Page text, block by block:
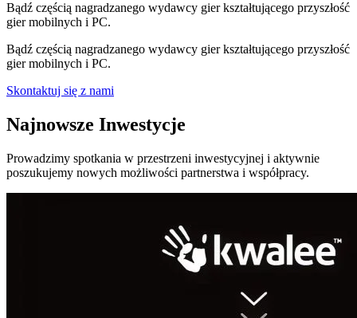
Bądź częścią nagradzanego wydawcy gier kształtującego przyszłość
gier mobilnych i PC.
Bądź częścią nagradzanego wydawcy gier kształtującego przyszłość
gier mobilnych i PC.
Skontaktuj się z nami
Najnowsze Inwestycje
Prowadzimy spotkania w przestrzeni inwestycyjnej i aktywnie
poszukujemy nowych możliwości partnerstwa i współpracy.